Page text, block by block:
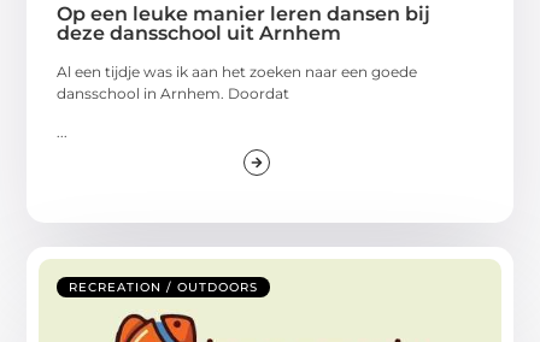
Op een leuke manier leren dansen bij
deze dansschool uit Arnhem
Al een tijdje was ik aan het zoeken naar een goede
dansschool in Arnhem. Doordat
...
RECREATION / OUTDOORS